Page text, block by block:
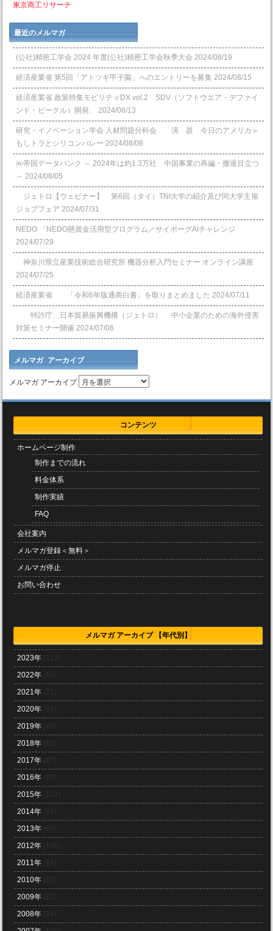
東京商工リサーチ
最近のメルマガ
(公社)精密工学会 2024 年度(公社)精密工学会秋季大会 2024/08/19
経済産業省 第5回「アトツギ甲子園」へのエントリーを募集 2024/08/15
経済産業省 政策特集モビリティDX vol.2 SDV（ソフトウエア・デファイ
ンド・ビークル）開発、
2024/08/13
研究・イノベーション学会 人材問題分科会 演 題 今日のアメリカ＝
もしトラとシリコンバレー 2024/08/08
㈱帝国データバンク ～ 2024年は約1.3万社 中国事業の再編・撤退目立つ
～ 2024/08/05
ジェトロ【ウェビナー】 第6回（タイ）TNI大学の紹介及び同大学主催
ジョブフェア 2024/07/31
NEDO 「NEDO懸賞⾦活⽤型プログラム／サイボーグAIチャレンジ
2024/07/29
神奈川県立産業技術総合研究所 機器分析入門セミナー オンライン講座
2024/07/25
経済産業省 「令和6年版通商白書」を取りまとめました 2024/07/11
特許庁、日本貿易振興機構（ジェトロ） 中小企業のための海外侵害
対策セミナー開催 2024/07/08
メルマガ アーカイブ
メルマガ アーカイブ
コンテンツ
ホームページ制作
制作までの流れ
料金体系
制作実績
FAQ
会社案内
メルマガ登録＜無料＞
メルマガ停止
お問い合わせ
メルマガ アーカイブ 【年代別】
2023年
2022年
2021年
2020年
2019年
2018年
2017年
2016年
2015年
2014年
2013年
2012年
2011年
2010年
2009年
2008年